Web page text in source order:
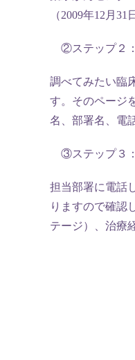
（2009年12月
②ステップ２
調べてみたい臨
す。そのページ
名、部署名、電
③ステップ３：
担当部署に電話
りますので確認
テージ）、治療